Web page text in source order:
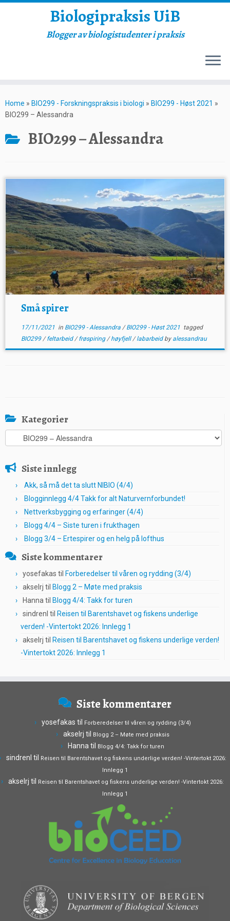
to
content
Biologipraksis UiB
Blogger av biologistudenter i praksis
Home » BIO299 - Forskningspraksis i biologi » BIO299 - Høst 2021 »
BIO299 – Alessandra
BIO299 – Alessandra
Små spirer
17/11/2021in BIO299 - Alessandra /BIO299 - Høst 2021 tagged
BIO299/feltarbeid/frøspiring/høyfjell/labarbeid by alessandrau
Kategorier
Kategorier
Siste innlegg
Akk, så må det ta slutt NIBIO (4/4)
Blogginnlegg 4/4 Takk for alt Naturvernforbundet!
Nettverksbygging og erfaringer (4/4)
Blogg 4/4 – Siste turen i frukthagen
Blogg 3/4 – Ertespirer og en helg på lofthus
Siste kommentarer
yosefakas til Forberedelser til våren og rydding (3/4)
akselrj til Blogg 2 – Møte med praksis
Hanna til Blogg 4/4: Takk for turen
sindrenl til Reisen til Barentshavet og fiskens underlige
verden! -Vintertokt 2026: Innlegg 1
akselrj til Reisen til Barentshavet og fiskens underlige verden!
-Vintertokt 2026: Innlegg 1
Siste kommentarer
yosefakas til Forberedelser til våren og rydding (3/4)
akselrj til Blogg 2 – Møte med praksis
Hanna til Blogg 4/4: Takk for turen
sindrenl til Reisen til Barentshavet og fiskens underlige verden! -Vintertokt 2026:
Innlegg 1
akselrj til Reisen til Barentshavet og fiskens underlige verden! -Vintertokt 2026:
Innlegg 1